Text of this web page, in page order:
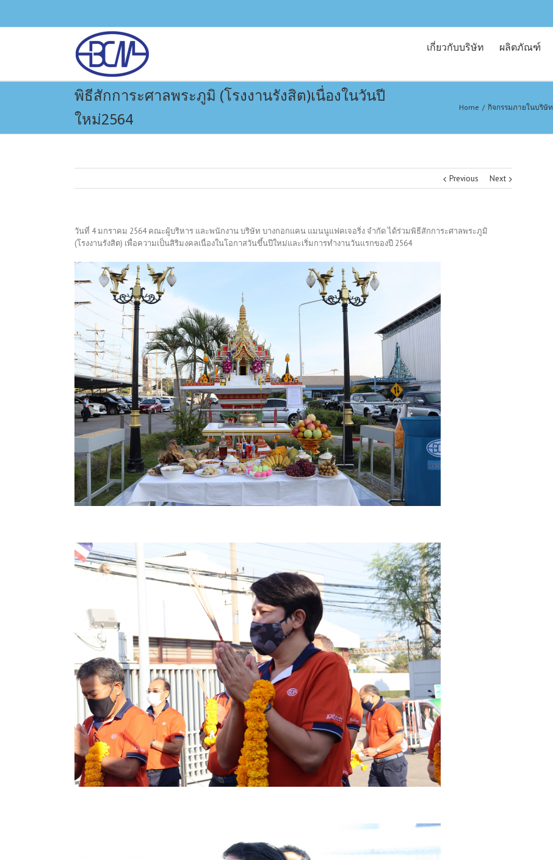
เกี่ยวกับบริษัท ผลิตภัณฑ์
พิธีสักการะศาลพระภูมิ (โรงงานรังสิต)เนื่องในวันปี
ใหม่2564
Home / กิจกรรมภายในบริษัท
Previous Next
วันที่ 4 มกราคม 2564 คณะผู้บริหาร และพนักงาน บริษัท บางกอกแคน แมนนูแฟคเจอริ่ง จำกัด ได้ร่วมพิธีสักการะศาลพระภูมิ
(โรงงานรังสิต) เพื่อความเป็นสิริมงคลเนื่องในโอกาสวันขึ้นปีใหม่และเริ่มการทำงานวันแรกของปี 2564